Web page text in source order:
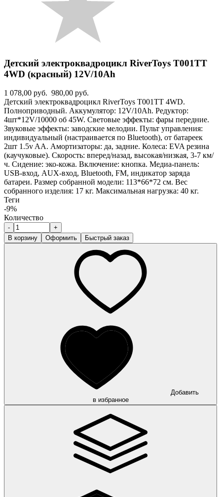
Детский электроквадроцикл RiverToys T001TT
4WD (красный) 12V/10Ah
1 078,00 руб. 980,00 руб.
Детский электроквадроцикл RiverToys T001TT 4WD.
Полноприводный. Аккумулятор: 12V/10Ah. Редуктор:
4шт*12V/10000 об 45W. Световые эффекты: фары передние.
Звуковые эффекты: заводские мелодии. Пульт управления:
индивидуальный (настраивается по Bluetooth), от батареек
2шт 1.5v AA. Амортизаторы: да, задние. Колеса: EVA резина
(каучуковые). Скорость: вперед/назад, высокая/низкая, 3-7 км/
ч. Сидение: эко-кожа. Включение: кнопка. Медиа-панель:
USB-вход, AUX-вход, Bluetooth, FM, индикатор заряда
батареи. Размер собранной модели: 113*66*72 см. Вес
собранного изделия: 17 кг. Максимальная нагрузка: 40 кг.
Теги
-9%
Количество
-
+
В корзину
Оформить Быстрый заказ
Добавить
в избранное